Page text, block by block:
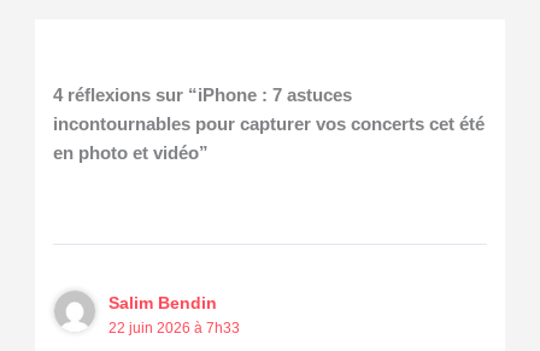
4 réflexions sur “iPhone : 7 astuces
incontournables pour capturer vos concerts cet été
en photo et vidéo”
Salim Bendin
22 juin 2026 à 7h33